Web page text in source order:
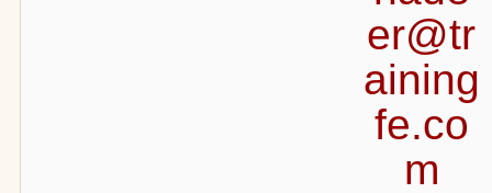
er@tr
aining
fe.co
m